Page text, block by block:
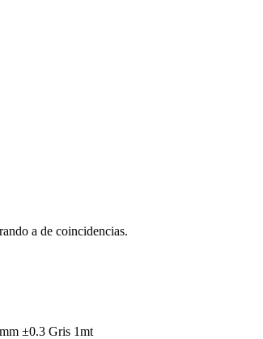
a de coincidencias.
±0.3 Gris 1mt